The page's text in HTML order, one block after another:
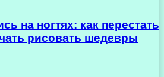
на ногтях: как перестать
рисовать шедевры